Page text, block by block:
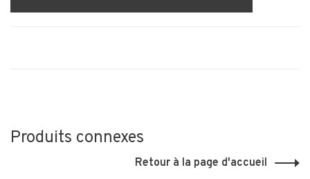
Produits connexes
Retour à la page d'accueil